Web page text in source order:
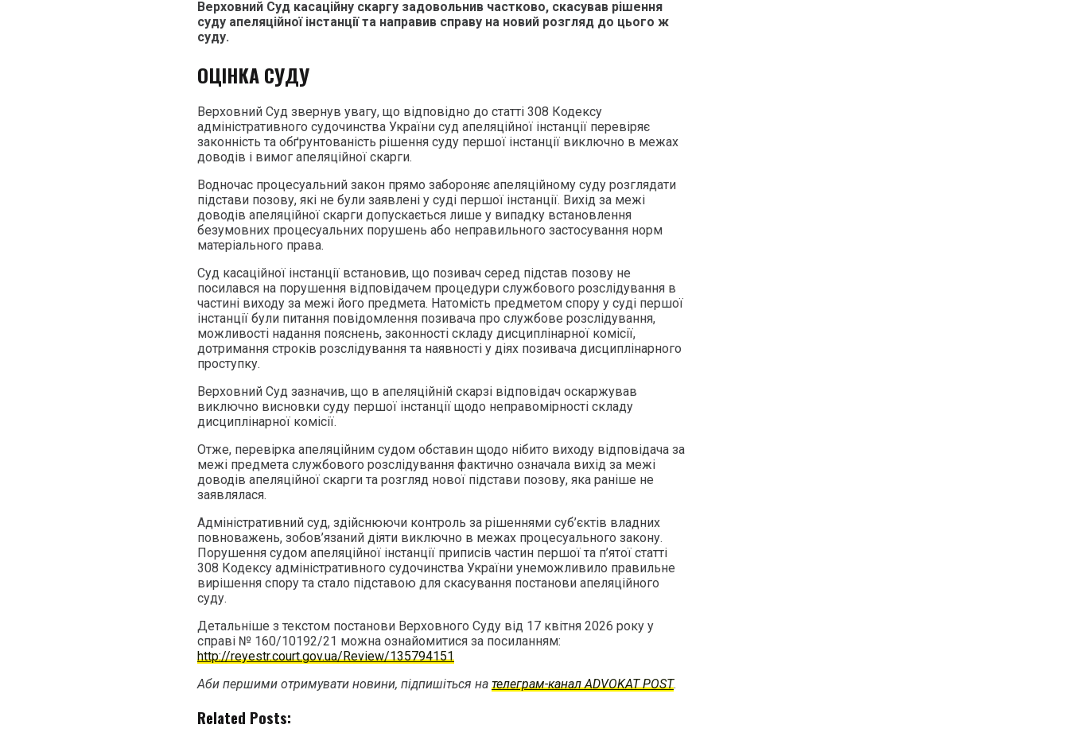
Верховний Суд касаційну скаргу задовольнив частково, скасував рішення
суду апеляційної інстанції та направив справу на новий розгляд до цього ж
суду.
ОЦІНКА СУДУ
Верховний Суд звернув увагу, що відповідно до статті 308 Кодексу
адміністративного судочинства України суд апеляційної інстанції перевіряє
законність та обґрунтованість рішення суду першої інстанції виключно в межах
доводів і вимог апеляційної скарги.
Водночас процесуальний закон прямо забороняє апеляційному суду розглядати
підстави позову, які не були заявлені у суді першої інстанції. Вихід за межі
доводів апеляційної скарги допускається лише у випадку встановлення
безумовних процесуальних порушень або неправильного застосування норм
матеріального права.
Суд касаційної інстанції встановив, що позивач серед підстав позову не
посилався на порушення відповідачем процедури службового розслідування в
частині виходу за межі його предмета. Натомість предметом спору у суді першої
інстанції були питання повідомлення позивача про службове розслідування,
можливості надання пояснень, законності складу дисциплінарної комісії,
дотримання строків розслідування та наявності у діях позивача дисциплінарного
проступку.
Верховний Суд зазначив, що в апеляційній скарзі відповідач оскаржував
виключно висновки суду першої інстанції щодо неправомірності складу
дисциплінарної комісії.
Отже, перевірка апеляційним судом обставин щодо нібито виходу відповідача за
межі предмета службового розслідування фактично означала вихід за межі
доводів апеляційної скарги та розгляд нової підстави позову, яка раніше не
заявлялася.
Адміністративний суд, здійснюючи контроль за рішеннями суб’єктів владних
повноважень, зобов’язаний діяти виключно в межах процесуального закону.
Порушення судом апеляційної інстанції приписів частин першої та п’ятої статті
308 Кодексу адміністративного судочинства України унеможливило правильне
вирішення спору та стало підставою для скасування постанови апеляційного
суду.
Детальніше з текстом постанови Верховного Суду від 17 квітня 2026 року у
справі № 160/10192/21 можна ознайомитися за посиланням:
http://reyestr.court.gov.ua/Review/135794151
Аби першими отримувати новини, підпишіться на телеграм-канал ADVOKAT POST.
Related Posts: